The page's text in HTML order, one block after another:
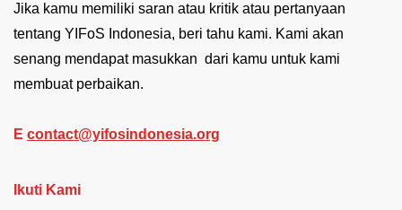
Jika kamu memiliki saran atau kritik atau pertanyaan
tentang YIFoS Indonesia, beri tahu kami. Kami akan
senang mendapat masukkan dari kamu untuk kami
membuat perbaikan.
E contact@yifosindonesia.org
Ikuti Kami